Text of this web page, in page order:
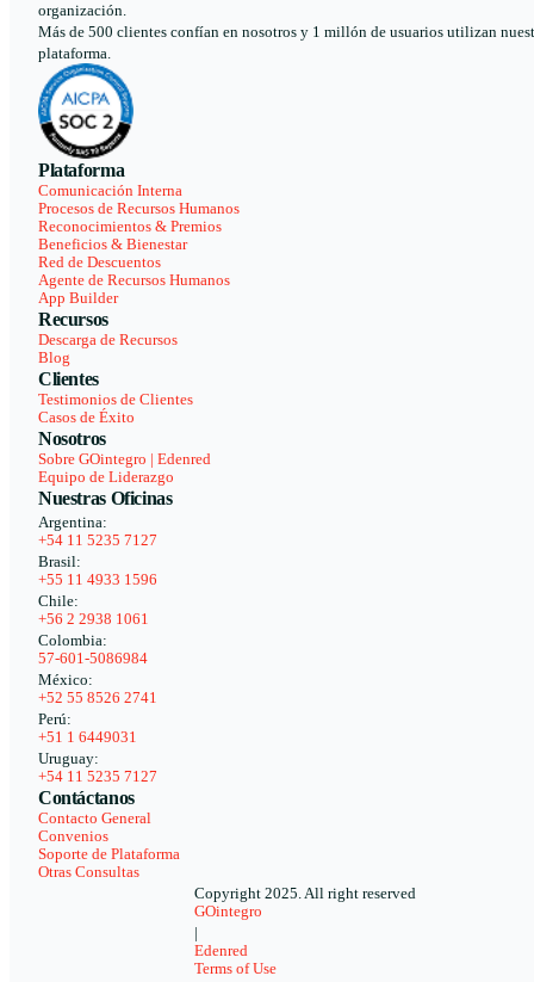
organización.
Más de 500 clientes confían en nosotros y 1 millón de usuarios utilizan
plataforma.
Plataforma
Comunicación Interna
Procesos de Recursos Humanos
Reconocimientos & Premios
Beneficios & Bienestar
Red de Descuentos
Agente de Recursos Humanos
App Builder
Recursos
Descarga de Recursos
Blog
Clientes
Testimonios de Clientes
Casos de Éxito
Nosotros
Sobre GOintegro | Edenred
Equipo de Liderazgo
Nuestras Oficinas
Argentina:
+54 11 5235 7127
Brasil:
+55 11 4933 1596
Chile:
+56 2 2938 1061
Colombia:
57-601-5086984
México:
+52 55 8526 2741
Perú:
+51 1 6449031
Uruguay:
+54 11 5235 7127
Contáctanos
Contacto General
Convenios
Soporte de Plataforma
Otras Consultas
Copyright 2025. All right reserved
GOintegro
Edenred
Terms of Use